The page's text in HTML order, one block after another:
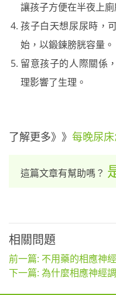
讓孩子方便在半夜上廁
孩子白天想尿尿時，
始，以鍛鍊膀胱容量。
留意孩子的人際關係
理影響了生理。
了解更多》》 每晚尿
這篇文章有幫助嗎？
相關問題
前一篇: 不用藥的相應神
下一篇: 為什麼相應神經